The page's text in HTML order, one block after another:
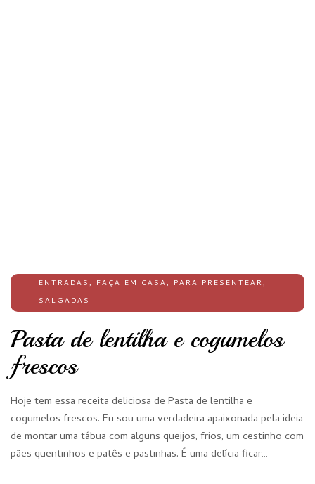
ENTRADAS, FAÇA EM CASA, PARA PRESENTEAR,
SALGADAS
Pasta de lentilha e cogumelos
frescos
Hoje tem essa receita deliciosa de Pasta de lentilha e
cogumelos frescos. Eu sou uma verdadeira apaixonada pela ideia
de montar uma tábua com alguns queijos, frios, um cestinho com
pães quentinhos e patês e pastinhas. É uma delícia ficar…